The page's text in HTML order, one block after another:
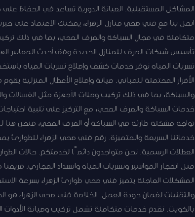
المشاكل المستقبلية. الصيانة الدورية تساعد في الحفاظ
اتصل بنا مع فني صحي منازل الزهراء، يمكنك الاعتماد على
متكاملة في مجال السباكة والصرف الصحي، بما في ذلك
تأسيس شبكات الصرف للمنازل الجديدة وفق أحدث المعايير
تسربات المياه نوفر خدمات كشف وإصلاح تسربات المياه
الأضرار المحتملة للمباني. صيانة وإصلاح الأعطال المنزلية
والسباكة، بما في ذلك تركيب وصلات الأجهزة مثل الغسالات
تواجه مشكلة طارئة في السباكة أو الصرف الصحي، فنحن
خدماتنا السريعة والمتميزة. رقم فني صحي الزهراء
العطلات الرسمية. نحن متواجدون دائمًا لخدمتكم. حالات
مثل انفجار المواسير وتسربات المياه وانسداد المجاري.
المشكلات العاجلة يتميز فني صحي طوارئ الزهراء بسرعة
والتقنيات لضمان جودة العمل. الخلاصة فني صحي الزهراء هو
بالكويت. نقدم خدمات متكاملة تشمل تركيب وصيانة الأدوات